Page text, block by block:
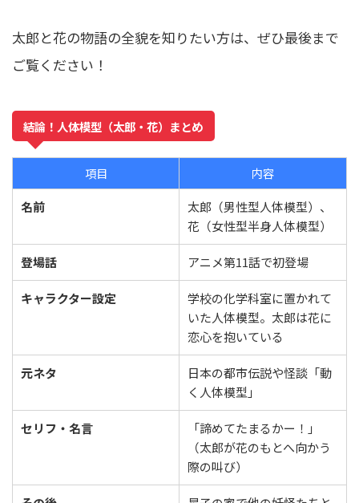
太郎と花の物語の全貌を知りたい方は、ぜひ最後まで
ご覧ください！
結論！人体模型（太郎・花）まとめ
項目
内容
名前
太郎（男性型人体模型）、
花（女性型半身人体模型）
登場話 アニメ第11話で初登場
キャラクター設定
学校の化学科室に置かれて
いた人体模型。太郎は花に
恋心を抱いている
元ネタ
日本の都市伝説や怪談「動
く人体模型」
セリフ・名言
「諦めてたまるかー！」
（太郎が花のもとへ向かう
際の叫び）